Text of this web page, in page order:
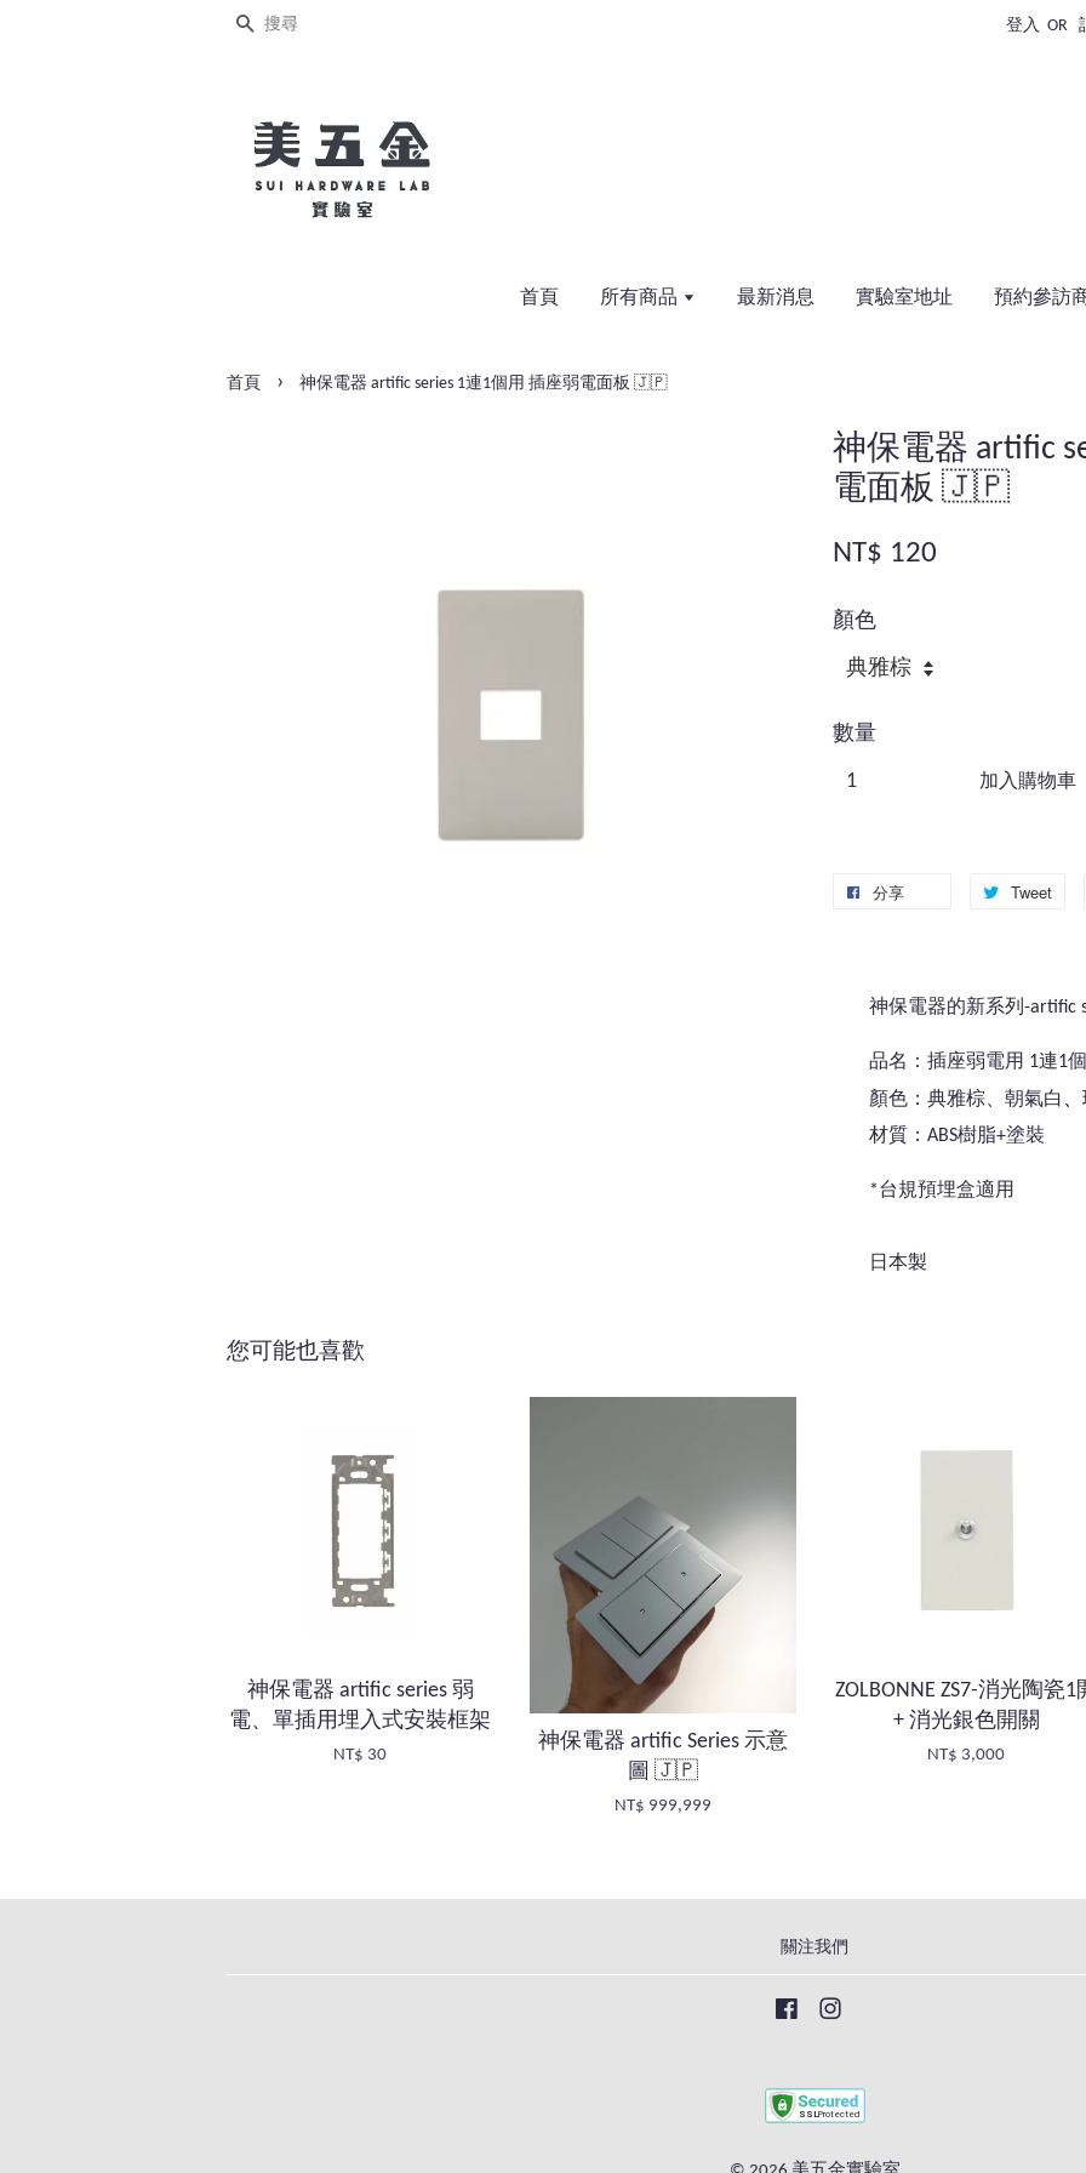
搜尋 登入 OR
首頁 所有商品 最新消息 實驗室地址 預約參訪
首頁 › 神保電器 artific series 1連1個用 插座弱電面板 🇯🇵
神保電器 artific
電面板 🇯🇵
NT$ 120
顏色
數量
加入購物車
分享 Tweet
神保電器的新系列-artific
品名：插座弱電用 1連1
顏色：典雅棕、朝氣白
材質：ABS樹脂+塗裝
*台規預埋盒適用
日本製
您可能也喜歡
神保電器 artific series 弱
電、單插用埋入式安裝框架
NT$ 30
神保電器 artific Series 示意
圖 🇯🇵
NT$ 999,999
ZOLBONNE ZS7-消光陶瓷1
+ 消光銀色開關
NT$ 3,000
關注我們
Facebook